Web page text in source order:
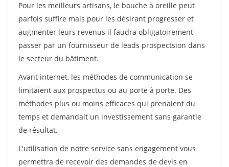
Pour les meilleurs artisans, le bouche à oreille peut
parfois suffire mais pour les désirant progresser et
augmenter leurs revenus il faudra obligatoirement
passer par un fournisseur de leads prospectsion dans
le secteur du bâtiment.
Avant internet, les méthodes de communication se
limitaient aux prospectus ou au porte à porte. Des
méthodes plus ou moins efficaces qui prenaient du
temps et demandait un investissement sans garantie
de résultat.
L'utilisation de notre service sans engagement vous
permettra de recevoir des demandes de devis en